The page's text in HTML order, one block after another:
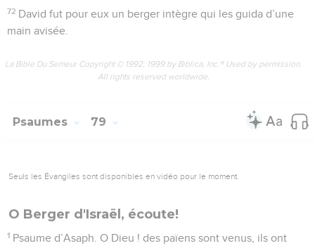
72 David fut pour eux un berger intègre qui les guida d’une
main avisée.
La Bible Du Semeur Copyright © 1992, 1999 by Biblica, Inc.® Used by permission.
All rights reserved worldwide.
Psaumes 79
Seuls les Évangiles sont disponibles en vidéo pour le moment.
O Berger d'Israël, écoute!
1 Psaume d’Asaph. O Dieu ! des païens sont venus, ils ont